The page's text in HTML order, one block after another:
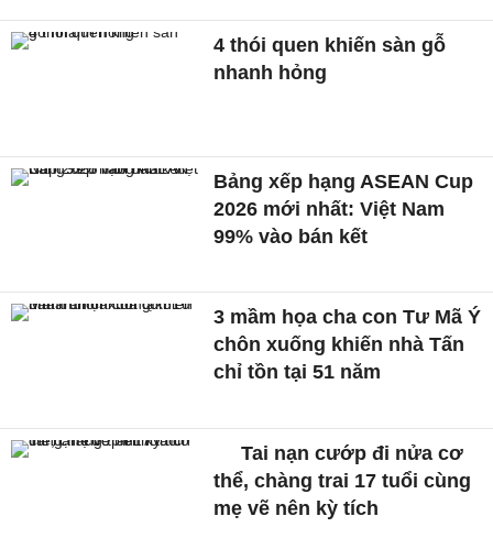
4 thói quen khiến sàn gỗ
nhanh hỏng
Bảng xếp hạng ASEAN Cup
2026 mới nhất: Việt Nam
99% vào bán kết
3 mầm họa cha con Tư Mã Ý
chôn xuống khiến nhà Tấn
chỉ tồn tại 51 năm
Tai nạn cướp đi nửa cơ
thể, chàng trai 17 tuổi cùng
mẹ vẽ nên kỳ tích